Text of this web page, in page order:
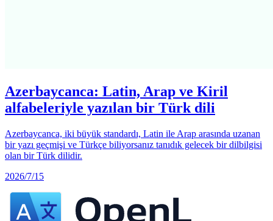
Azerbaycanca: Latin, Arap ve Kiril
alfabeleriyle yazılan bir Türk dili
Azerbaycanca, iki büyük standardı, Latin ile Arap arasında uzanan
bir yazı geçmişi ve Türkçe biliyorsanız tanıdık gelecek bir dilbilgisi
olan bir Türk dilidir.
2026/7/15